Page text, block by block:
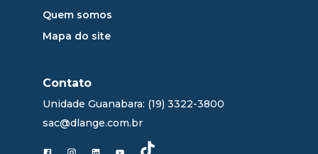
Quem somos
Mapa do site
Contato
Unidade Guanabara: (19) 3322-3800
sac@dlange.com.br